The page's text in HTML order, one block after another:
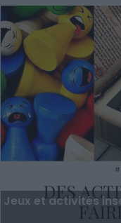
Jeux et activités